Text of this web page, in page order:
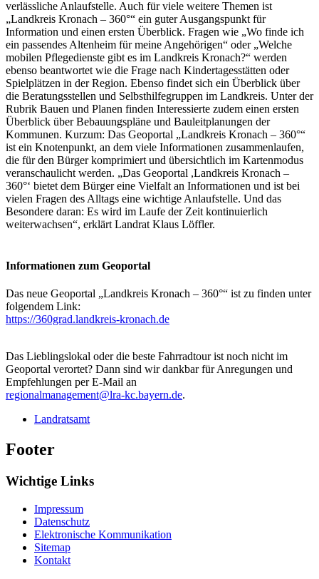
verlässliche Anlaufstelle. Auch für viele weitere Themen ist
„Landkreis Kronach – 360°“ ein guter Ausgangspunkt für
Information und einen ersten Überblick. Fragen wie „Wo finde ich
ein passendes Altenheim für meine Angehörigen“ oder „Welche
mobilen Pflegedienste gibt es im Landkreis Kronach?“ werden
ebenso beantwortet wie die Frage nach Kindertagesstätten oder
Spielplätzen in der Region. Ebenso findet sich ein Überblick über
die Beratungsstellen und Selbsthilfegruppen im Landkreis. Unter der
Rubrik Bauen und Planen finden Interessierte zudem einen ersten
Überblick über Bebauungspläne und Bauleitplanungen der
Kommunen. Kurzum: Das Geoportal „Landkreis Kronach – 360°“
ist ein Knotenpunkt, an dem viele Informationen zusammenlaufen,
die für den Bürger komprimiert und übersichtlich im Kartenmodus
veranschaulicht werden. „Das Geoportal ,Landkreis Kronach –
360°‘ bietet dem Bürger eine Vielfalt an Informationen und ist bei
vielen Fragen des Alltags eine wichtige Anlaufstelle. Und das
Besondere daran: Es wird im Laufe der Zeit kontinuierlich
weiterwachsen“, erklärt Landrat Klaus Löffler.
Informationen zum Geoportal
Das neue Geoportal „Landkreis Kronach – 360°“ ist zu finden unter
folgendem Link:
https://360grad.landkreis-kronach.de
Das Lieblingslokal oder die beste Fahrradtour ist noch nicht im
Geoportal verortet? Dann sind wir dankbar für Anregungen und
Empfehlungen per E-Mail an
regionalmanagement@lra-kc.bayern.de.
Landratsamt
Footer
Wichtige Links
Impressum
Datenschutz
Elektronische Kommunikation
Sitemap
Kontakt